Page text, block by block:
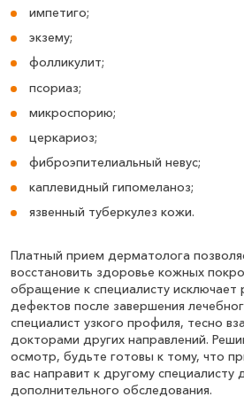
импетиго;
экзему;
фолликулит;
псориаз;
микроспорию;
церкариоз;
фиброэпителиальный невус;
каплевидный гипомеланоз;
язвенный туберкулез кожи.
Платный прием дерматолога
восстановить здоровье кожных
обращение к специалисту исключает
дефектов после завершения
специалист узкого профиля, тесно
докторами других направлений.
осмотр, будьте готовы к тому, что
вас направит к другому специалисту
дополнительного обследования.